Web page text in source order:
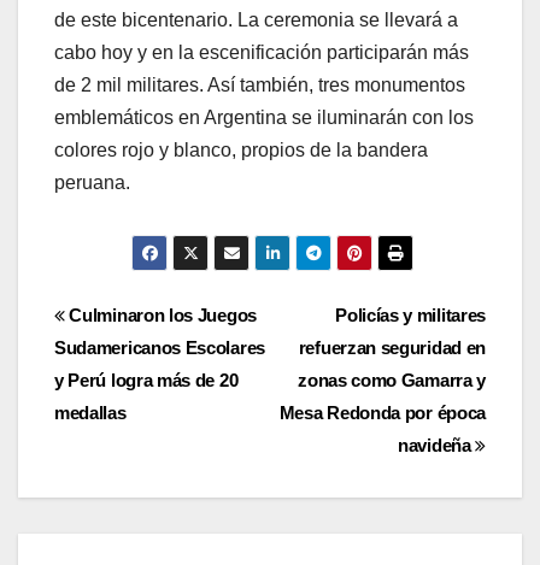
de este bicentenario. La ceremonia se llevará a
cabo hoy y en la escenificación participarán más
de 2 mil militares. Así también, tres monumentos
emblemáticos en Argentina se iluminarán con los
colores rojo y blanco, propios de la bandera
peruana.
Navegación
de
entradas
Policías y militares
refuerzan seguridad en
zonas como Gamarra y
Mesa Redonda por época
navideña
Culminaron los Juegos
Sudamericanos Escolares
y Perú logra más de 20
medallas